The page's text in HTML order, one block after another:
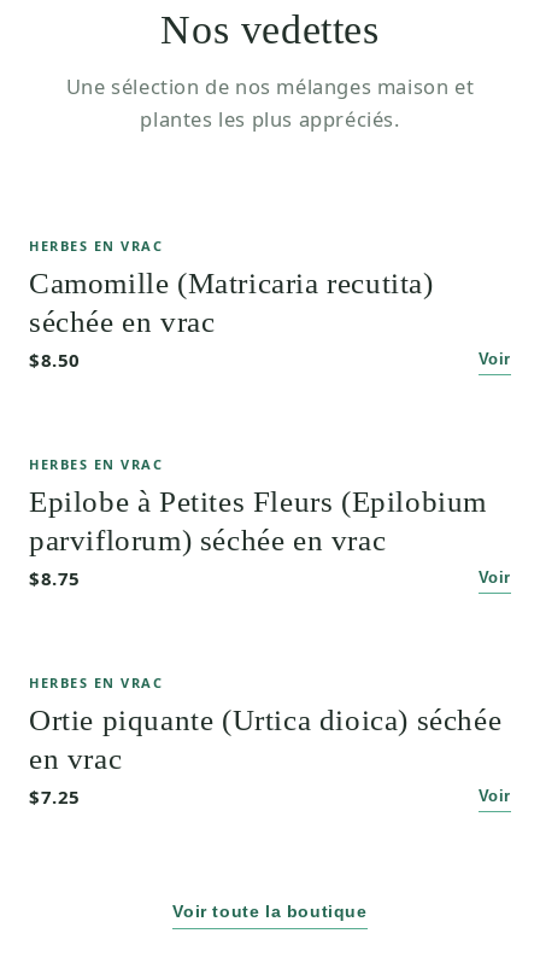
Nos vedettes
Une sélection de nos mélanges maison et
plantes les plus appréciés.
HERBES EN VRAC
Camomille (Matricaria recutita)
séchée en vrac
$8.50 Voir
HERBES EN VRAC
Epilobe à Petites Fleurs (Epilobium
parviflorum) séchée en vrac
$8.75 Voir
HERBES EN VRAC
Ortie piquante (Urtica dioica) séchée
en vrac
$7.25 Voir
Voir toute la boutique